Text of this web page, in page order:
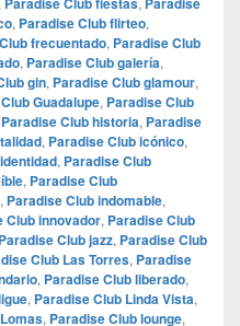
, Paradise Club flirteo,
frecuentado, Paradise Club
, Paradise Club galería,
gin, Paradise Club glamour,
Guadalupe, Paradise Club
Paradise Club historia, Paradise
, Paradise Club icónico,
, Paradise Club
, Paradise Club
, Paradise Club indomable,
Club innovador, Paradise Club
Paradise Club jazz, Paradise Club
Club Las Torres, Paradise
, Paradise Club liberado,
, Paradise Club Linda Vista,
, Paradise Club lounge,